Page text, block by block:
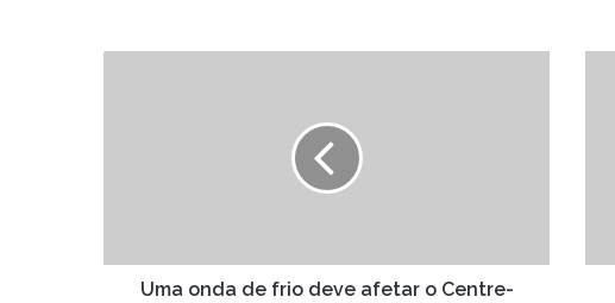
Val
Uma onda de frio deve afetar o Centre-